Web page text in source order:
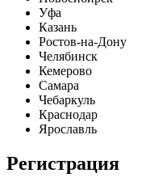
Уфа
Казань
Ростов-на-Дону
Челябинск
Кемерово
Самара
Чебаркуль
Краснодар
Ярославль
Регистрация